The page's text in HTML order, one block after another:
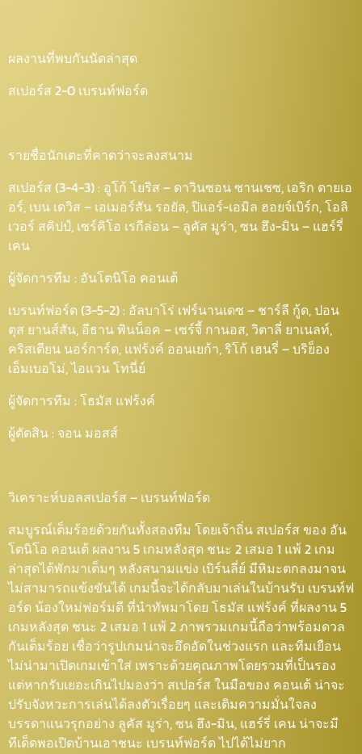
ผลงานที่พบกันนัดล่าสุด
สเปอร์ส 2-0 เบรนท์ฟอร์ด
รายชื่อนักเตะที่คาดว่าจะลงสนาม
สเปอร์ส (3-4-3) : อูโก้ โยริส – ดาวินซอน ซานเชซ, เอริก ดายเอ
อร์, เบน เดวิส – เอเมอร์สัน รอยัล, ปิแอร์-เอมิล ฮอยจ์เบิร์ก, โอลิ
เวอร์ สคิปป์, เซร์คิโอ เรกีล่อน – ลูคัส มูร่า, ซน ฮึง-มิน – แฮร์รี่
เคน
ผู้จัดการทีม : อันโตนิโอ คอนเต้
เบรนท์ฟอร์ด (3-5-2) : อัลบาโร่ เฟร์นานเดซ – ชาร์ลี กู้ด, ปอน
ตุส ยานส์สัน, อีธาน พินน็อค – เซร์จี้ กานอส, วิตาลี่ ยาเนลท์,
คริสเตียน นอร์การ์ด, แฟร้งค์ ออนเยก้า, ริโก้ เฮนรี่ – บริย็อง
เอ็มเบอโม่, ไอแวน โทนี่ย์
ผู้จัดการทีม : โธมัส แฟร้งค์
ผู้ตัดสิน : จอน มอสส์
วิเคราะห์บอลสเปอร์ส – เบรนท์ฟอร์ด
สมบูรณ์เต็มร้อยด้วยกันทั้งสองทีม โดยเจ้าถิ่น สเปอร์ส ของ อัน
โตนิโอ คอนเต้ ผลงาน 5 เกมหลังสุด ชนะ 2 เสมอ 1 แพ้ 2 เกม
ล่าสุดได้พักมาเต็มๆ หลังสนามแข่ง เบิร์นลี่ย์ มีหิมะตกลงมาจน
ไม่สามารถแข้งขันได้ เกมนี้จะได้กลับมาเล่นในบ้านรับ เบรนท์ฟ
อร์ด น้องใหม่ฟอร์มดี ที่นำทัพมาโดย โธมัส แฟร้งค์ ที่ผลงาน 5
เกมหลังสุด ชนะ 2 เสมอ 1 แพ้ 2 ภาพรวมเกมนี้ถือว่าพร้อมดวล
กันเต็มร้อย เชื่อว่ารูปเกมน่าจะอึดอัดในช่วงแรก และทีมเยือน
ไม่น่ามาเปิดเกมเข้าใส่ เพราะด้วยคุณภาพโดยรวมที่เป็นรอง
แต่หากรับเยอะเกินไปมองว่า สเปอร์ส ในมือของ คอนเต้ น่าจะ
ปรับจังหวะการเล่นได้ลงตัวเรื่อยๆ และเติมความมั่นใจลง
บรรดาแนวรุกอย่าง ลูคัส มูร่า, ซน ฮึง-มิน, แฮร์รี่ เคน น่าจะมี
ทีเด็ดพอเปิดบ้านเอาชนะ เบรนท์ฟอร์ด ไปได้ไม่ยาก